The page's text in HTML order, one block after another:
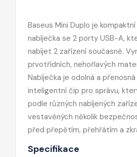
Baseus Mini Duplo je
nabíječka se 2 porty USB-A,
nabíjet 2 zařízení současně.
prvotřídních, nehořlavých
Nabíječka je odolná a
inteligentní čip pro správu,
podle různých nabíjených
vestavěných několik
před přepětím, přehřátím a
Specifikace